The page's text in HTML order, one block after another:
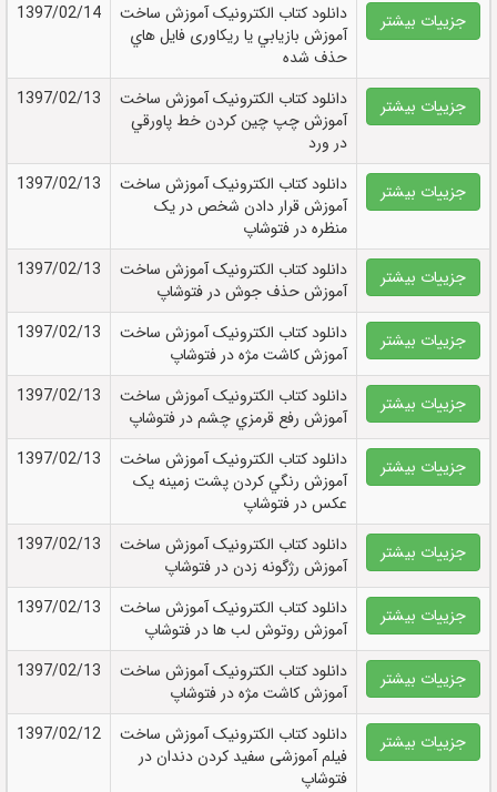
جزییات بیشتر
دانلود کتاب الکترونيک آموزش ساخت
آموزش بازيابي یا ریکاوری فايل هاي
حذف شده
1397/02/14
جزییات بیشتر
دانلود کتاب الکترونيک آموزش ساخت
آموزش چپ چين کردن خط پاورقي
در ورد
1397/02/13
جزییات بیشتر
دانلود کتاب الکترونيک آموزش ساخت
آموزش قرار دادن شخص در يک
منظره در فتوشاپ
1397/02/13
جزییات بیشتر
دانلود کتاب الکترونيک آموزش ساخت
آموزش حذف جوش در فتوشاپ
1397/02/13
جزییات بیشتر
دانلود کتاب الکترونيک آموزش ساخت
آموزش کاشت مژه در فتوشاپ
1397/02/13
جزییات بیشتر
دانلود کتاب الکترونيک آموزش ساخت
آموزش رفع قرمزي چشم در فتوشاپ
1397/02/13
جزییات بیشتر
دانلود کتاب الکترونيک آموزش ساخت
آموزش رنگي کردن پشت زمينه يک
عکس در فتوشاپ
1397/02/13
جزییات بیشتر
دانلود کتاب الکترونيک آموزش ساخت
آموزش رژگونه زدن در فتوشاپ
1397/02/13
جزییات بیشتر
دانلود کتاب الکترونيک آموزش ساخت
آموزش روتوش لب ها در فتوشاپ
1397/02/13
جزییات بیشتر
دانلود کتاب الکترونيک آموزش ساخت
آموزش کاشت مژه در فتوشاپ
1397/02/13
جزییات بیشتر
دانلود کتاب الکترونيک آموزش ساخت
فیلم آموزشی سفيد کردن دندان در
فتوشاپ
1397/02/12